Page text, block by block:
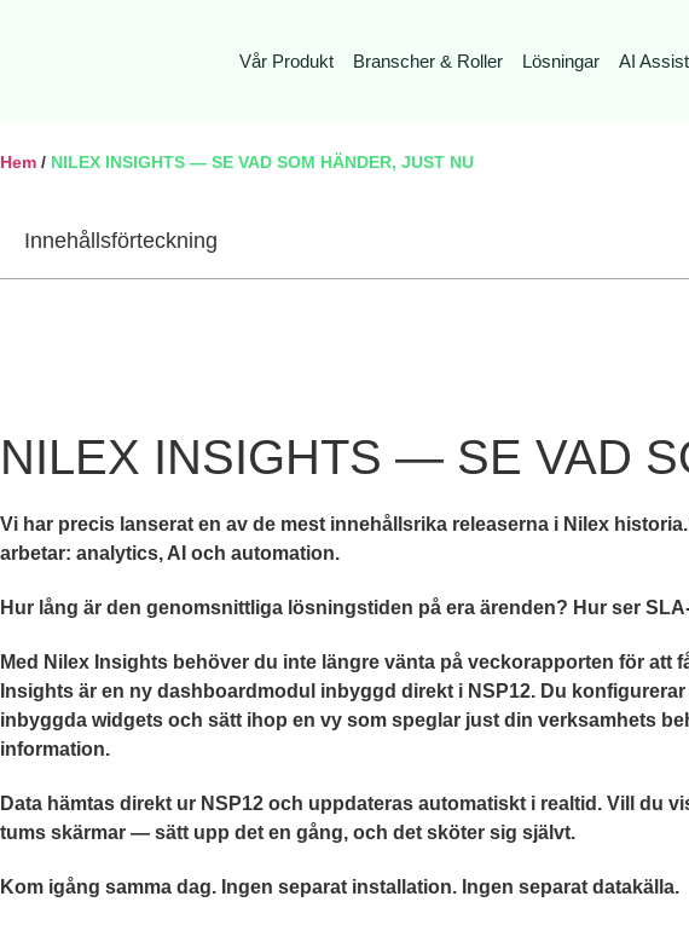
Vår Produkt Branscher & Roller Lösningar AI
Hem / NILEX INSIGHTS — SE VAD SOM HÄNDER, JUST NU
Innehållsförteckning
NILEX INSIGHTS — SE VAD
Vi har precis lanserat en av de mest innehållsrika releaserna i Nilex
arbetar: analytics, AI och automation.
Hur lång är den genomsnittliga lösningstiden på era ärenden? Hur ser
Med Nilex Insights behöver du inte längre vänta på veckorapporten för att
Insights är en ny dashboardmodul inbyggd direkt i NSP12. Du
inbyggda widgets och sätt ihop en vy som speglar just din verksamhets
information.
Data hämtas direkt ur NSP12 och uppdateras automatiskt i realtid. Vill du
tums skärmar — sätt upp det en gång, och det sköter sig självt.
Kom igång samma dag. Ingen separat installation. Ingen separat datakälla.